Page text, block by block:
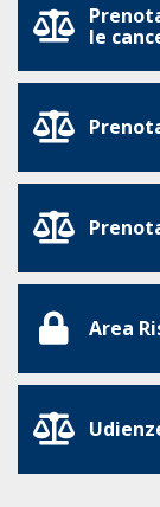
le
Area